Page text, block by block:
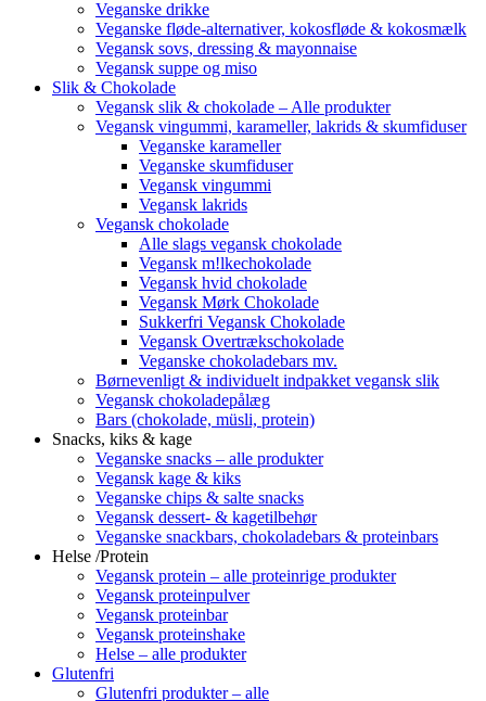
Veganske drikke
Veganske fløde-alternativer, kokosfløde & kokosmælk
Vegansk sovs, dressing & mayonnaise
Vegansk suppe og miso
Slik & Chokolade
Vegansk slik & chokolade – Alle produkter
Vegansk vingummi, karameller, lakrids & skumfiduser
Veganske karameller
Veganske skumfiduser
Vegansk vingummi
Vegansk lakrids
Vegansk chokolade
Alle slags vegansk chokolade
Vegansk m!lkechokolade
Vegansk hvid chokolade
Vegansk Mørk Chokolade
Sukkerfri Vegansk Chokolade
Vegansk Overtrækschokolade
Veganske chokoladebars mv.
Børnevenligt & individuelt indpakket vegansk slik
Vegansk chokoladepålæg
Bars (chokolade, müsli, protein)
Snacks, kiks & kage
Veganske snacks – alle produkter
Vegansk kage & kiks
Veganske chips & salte snacks
Vegansk dessert- & kagetilbehør
Veganske snackbars, chokoladebars & proteinbars
Helse /Protein
Vegansk protein – alle proteinrige produkter
Vegansk proteinpulver
Vegansk proteinbar
Vegansk proteinshake
Helse – alle produkter
Glutenfri
Glutenfri produkter – alle